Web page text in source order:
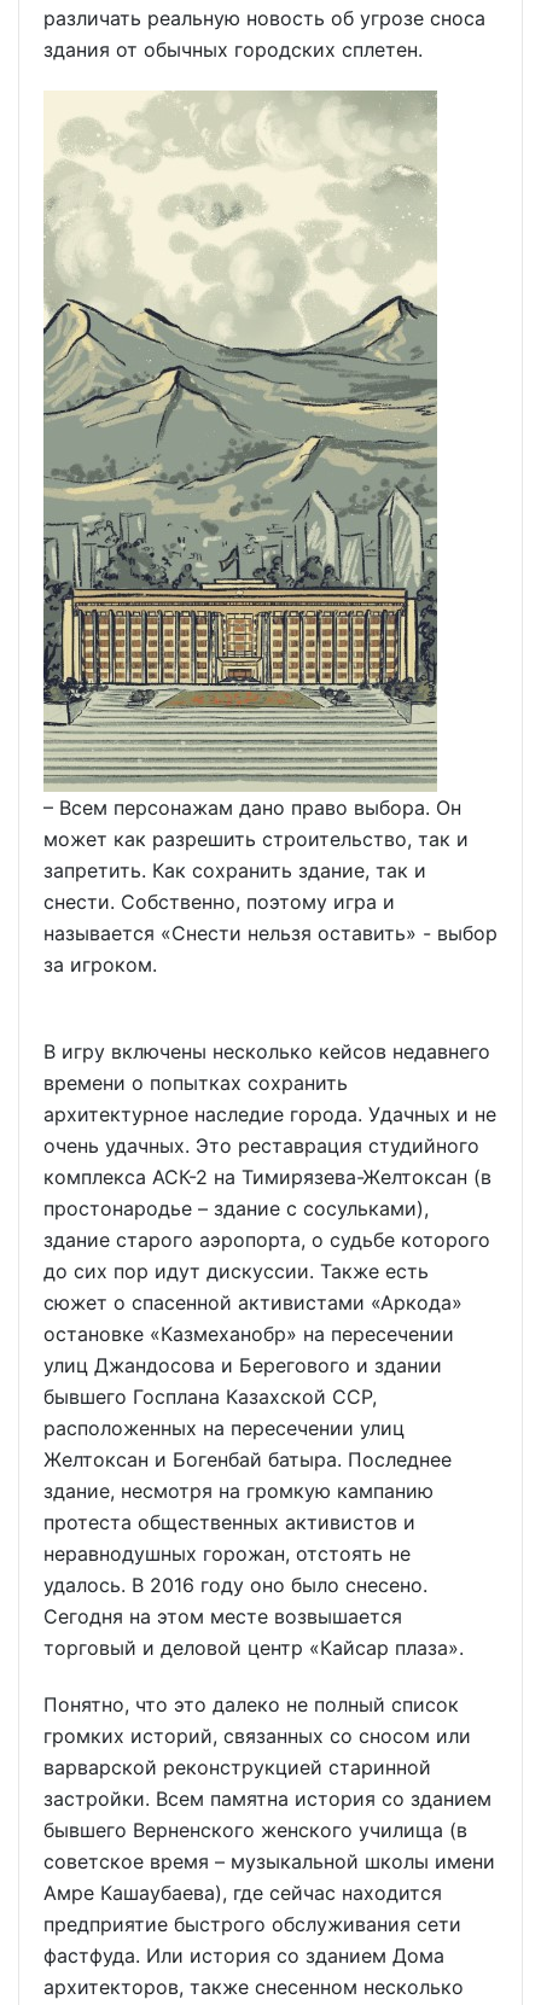
различать реальную новость об угрозе сноса
здания от обычных городских сплетен.
– Всем персонажам дано право выбора. Он
может как разрешить строительство, так и
запретить. Как сохранить здание, так и
снести. Собственно, поэтому игра и
называется «Снести нельзя оставить» - выбор
за игроком.
В игру включены несколько кейсов недавнего
времени о попытках сохранить
архитектурное наследие города. Удачных и не
очень удачных. Это реставрация студийного
комплекса АСК-2 на Тимирязева-Желтоксан (в
простонародье – здание с сосульками),
здание старого аэропорта, о судьбе которого
до сих пор идут дискуссии. Также есть
сюжет о спасенной активистами «Аркода»
остановке «Казмеханобр» на пересечении
улиц Джандосова и Берегового и здании
бывшего Госплана Казахской ССР,
расположенных на пересечении улиц
Желтоксан и Богенбай батыра. Последнее
здание, несмотря на громкую кампанию
протеста общественных активистов и
неравнодушных горожан, отстоять не
удалось. В 2016 году оно было снесено.
Сегодня на этом месте возвышается
торговый и деловой центр «Кайсар плаза».
Понятно, что это далеко не полный список
громких историй, связанных со сносом или
варварской реконструкцией старинной
застройки. Всем памятна история со зданием
бывшего Верненского женского училища (в
советское время – музыкальной школы имени
Амре Кашаубаева), где сейчас находится
предприятие быстрого обслуживания сети
фастфуда. Или история со зданием Дома
архитекторов, также снесенном несколько